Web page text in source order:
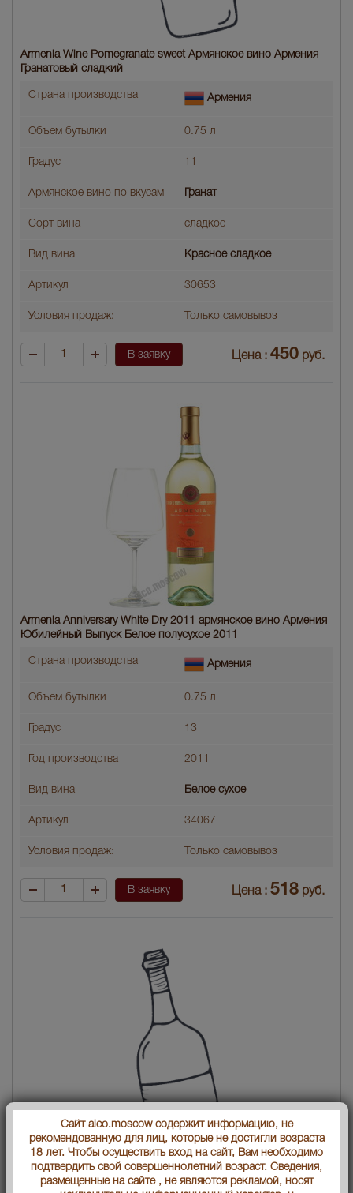
Armenia Wine Pomegranate sweet Армянское вино Армения
Гранатовый сладкий
Страна производства Армения
Объем бутылки 0.75 л
Градус 11
Армянское вино по вкусам Гранат
Сорт вина сладкое
Вид вина Красное сладкое
Артикул 30653
Условия продаж: Только самовывоз
В заявку Цена : 450 руб.
Armenia Anniversary White Dry 2011 армянское вино Армения
Юбилейный Выпуск Белое полусухое 2011
Страна производства Армения
Объем бутылки 0.75 л
Градус 13
Год производства 2011
Вид вина Белое сухое
Артикул 34067
Условия продаж: Только самовывоз
В заявку Цена : 518 руб.
Сайт alco.moscow содержит информацию, не
рекомендованную для лиц, которые не достигли возраста
18 лет. Чтобы осуществить вход на сайт, Вам необходимо
подтвердить свой совершеннолетний возраст. Сведения,
размещенные на сайте , не являются рекламой, носят